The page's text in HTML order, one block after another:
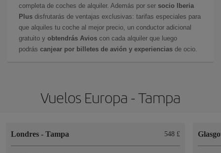
completa de coches de alquiler. Además por ser socio Iberia
Plus disfrutarás de ventajas exclusivas: tarifas especiales para
que alquiles tu coche al mejor precio, un conductor adicional
gratuito y obtendrás Avios con cada alquiler que luego
podrás canjear por billetes de avión y experiencias de ocio.
Vuelos Europa - Tampa
Londres - Tampa 548 £